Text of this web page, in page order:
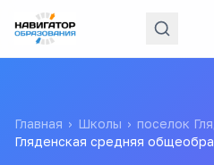
Главная › Школы › поселок
Гляденская средняя